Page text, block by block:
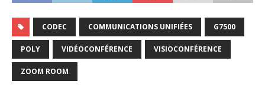
CODEC COMMUNICATIONS UNIFIÉES G7500
POLY VIDÉOCONFÉRENCE VISIOCONFÉRENCE
ZOOM ROOM